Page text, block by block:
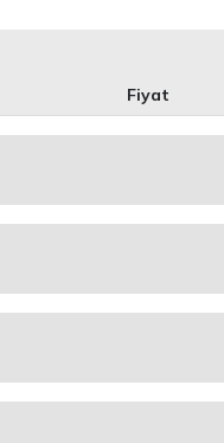
Fiyat